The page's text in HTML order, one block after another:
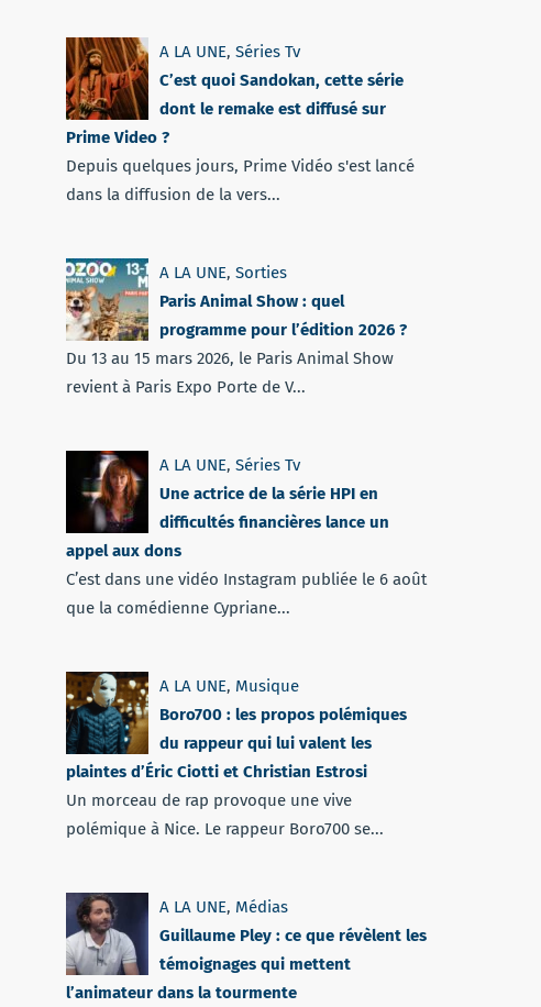
A LA UNE, Séries Tv
C’est quoi Sandokan, cette série
dont le remake est diffusé sur
Prime Video ?
Depuis quelques jours, Prime Vidéo s'est lancé
dans la diffusion de la vers...
A LA UNE, Sorties
Paris Animal Show : quel
programme pour l’édition 2026 ?
Du 13 au 15 mars 2026, le Paris Animal Show
revient à Paris Expo Porte de V...
A LA UNE, Séries Tv
Une actrice de la série HPI en
difficultés financières lance un
appel aux dons
C’est dans une vidéo Instagram publiée le 6 août
que la comédienne Cypriane...
A LA UNE, Musique
Boro700 : les propos polémiques
du rappeur qui lui valent les
plaintes d’Éric Ciotti et Christian Estrosi
Un morceau de rap provoque une vive
polémique à Nice. Le rappeur Boro700 se...
A LA UNE, Médias
Guillaume Pley : ce que révèlent les
témoignages qui mettent
l’animateur dans la tourmente